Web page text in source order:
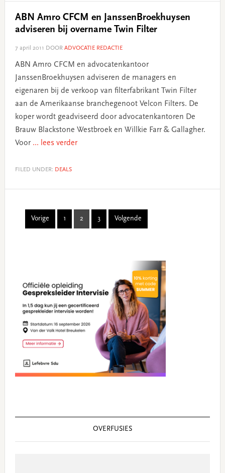
ABN Amro CFCM en JanssenBroekhuysen
adviseren bij overname Twin Filter
7 april 2011 DOOR ADVOCATIE REDACTIE
ABN Amro CFCM en advocatenkantoor
JanssenBroekhuysen adviseren de managers en
eigenaren bij de verkoop van filterfabrikant Twin Filter
aan de Amerikaanse branchegenoot Velcon Filters. De
koper wordt geadviseerd door advocatenkantoren De
Brauw Blackstone Westbroek en Willkie Farr & Gallagher.
Voor ... lees verder
FILED UNDER: DEALS
Vorige Page
1 Page
2 Page
3 Volgende
OVERFUSIES